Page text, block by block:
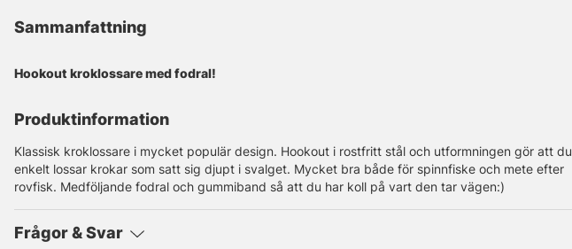
Sammanfattning
Hookout kroklossare med fodral!
Produktinformation
Klassisk kroklossare i mycket populär design. Hookout i rostfritt stål och utformningen gör att du
enkelt lossar krokar som satt sig djupt i svalget. Mycket bra både för spinnfiske och mete efter
rovfisk. Medföljande fodral och gummiband så att du har koll på vart den tar vägen:)
Frågor & Svar